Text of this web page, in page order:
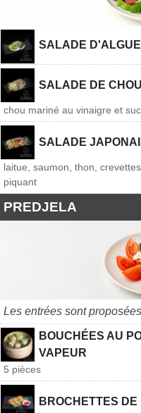
SALADE
SALADE DE CHOU
chou mariné au vinaigre et
SALADE
laitue, saumon, thon,
piquant
PREDJELA
Les entrées sont
BOUCHÉES AU
VAPEUR
5 pièces
BROCHETTES DE